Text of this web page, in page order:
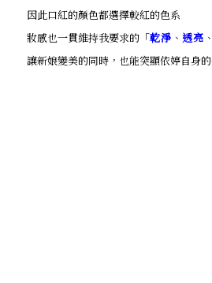
因此口紅的顏色都選擇較紅的色系
妝感也一貫維持我要求的「乾淨 、 透亮 、
讓新娘變美的同時，也能突顯依婷自身